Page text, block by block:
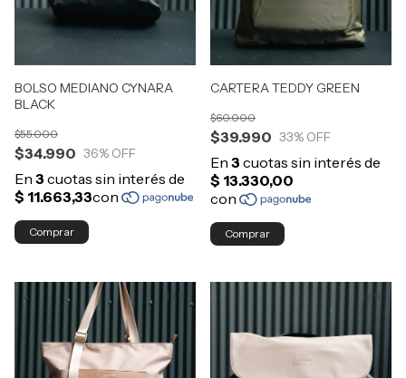
BOLSO MEDIANO CYNARA
BLACK
$34.990
$55.000
36% OFF
Comprar
CARTERA TEDDY GREEN
$39.990
$60.000
33% OFF
Comprar
1 / 9 1 / 9